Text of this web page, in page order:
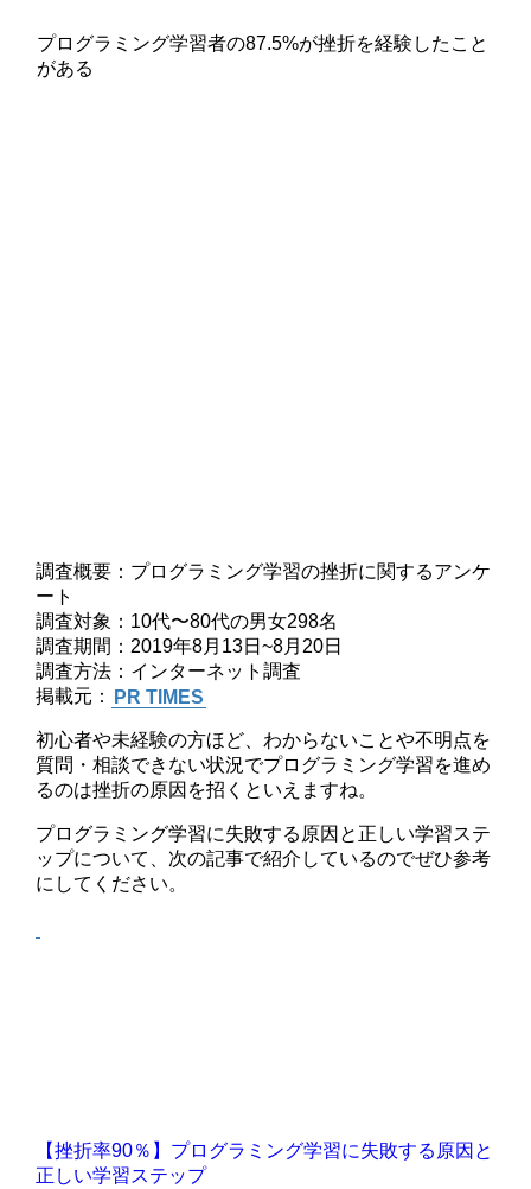
プログラミング学習者の87.5%が挫折を経験したこと
がある
調査概要：プログラミング学習の挫折に関するアンケ
ート
調査対象：10代〜80代の男女298名
調査期間：2019年8月13日~8月20日
調査方法：インターネット調査
掲載元： PR TIMES
初心者や未経験の方ほど、わからないことや不明点を
質問・相談できない状況でプログラミング学習を進め
るのは挫折の原因を招くといえますね。
プログラミング学習に失敗する原因と正しい学習ステ
ップについて、次の記事で紹介しているのでぜひ参考
にしてください。
【挫折率90％】プログラミング学習に失敗する原因と
正しい学習ステップ